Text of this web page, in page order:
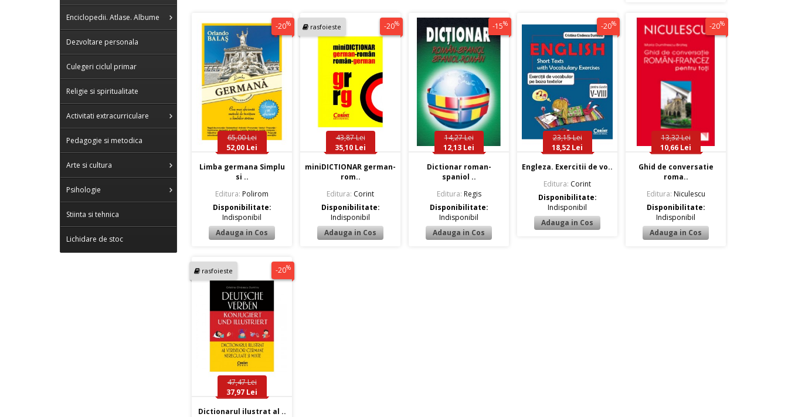
Enciclopedii. Atlase. Albume
Dezvoltare personala
Culegeri ciclul primar
Religie si spiritualitate
Activitati extracurriculare
Pedagogie si metodica
Arte si cultura
Psihologie
Stiinta si tehnica
Lichidare de stoc
-20%
65,00 Lei
52,00 Lei
Limba germana Simplu
si ..
Editura: Polirom
Disponibilitate:
Indisponibil
rasfoieste -20%
43,87 Lei
35,10 Lei
miniDICTIONAR german-
rom..
Editura: Corint
Disponibilitate:
Indisponibil
-15%
14,27 Lei
12,13 Lei
Dictionar roman-
spaniol ..
Editura: Regis
Disponibilitate:
Indisponibil
-20%
23,15 Lei
18,52 Lei
Engleza. Exercitii de vo..
Editura: Corint
Disponibilitate:
Indisponibil
-20%
13,32 Lei
10,66 Lei
Ghid de conversatie
roma..
Editura: Niculescu
Disponibilitate:
Indisponibil
rasfoieste -20%
47,47 Lei
37,97 Lei
Dictionarul ilustrat al ..